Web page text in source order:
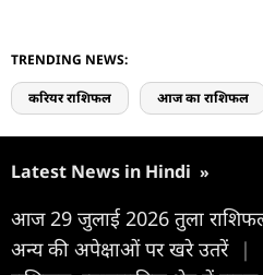
TRENDING NEWS:
करियर राशिफल आज का राशिफल
Latest News in Hindi »
आज 29 जुलाई 2026 तुला
अन्य की अपेक्षाओं पर खरे उतरें |